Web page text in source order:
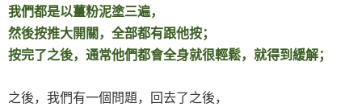
我們都是以薑粉泥塗三遍，
然後按推大開關，全部都有跟他按；
按完了之後，通常他們都會全身就很輕鬆，就得到緩解；
之後，我們有一個問題，回去了之後，